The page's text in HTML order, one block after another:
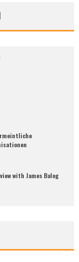
with James Balog